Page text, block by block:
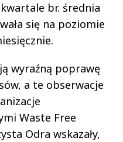
br. średnia
się na poziomie
wyraźną poprawę
a te obserwacje
Waste Free
Odra wskazały,